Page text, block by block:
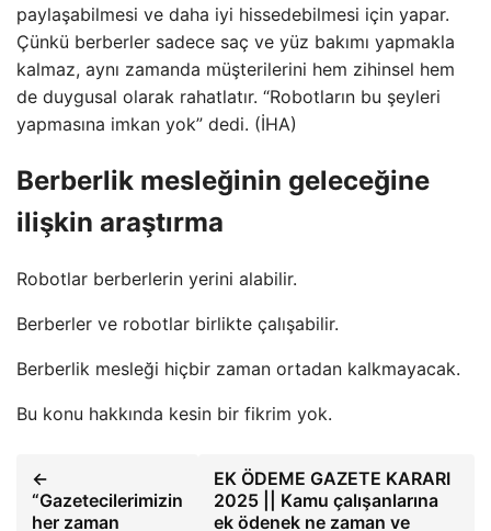
paylaşabilmesi ve daha iyi hissedebilmesi için yapar.
Çünkü berberler sadece saç ve yüz bakımı yapmakla
kalmaz, aynı zamanda müşterilerini hem zihinsel hem
de duygusal olarak rahatlatır. “Robotların bu şeyleri
yapmasına imkan yok” dedi. (İHA)
Berberlik mesleğinin geleceğine
ilişkin araştırma
Robotlar berberlerin yerini alabilir.
Berberler ve robotlar birlikte çalışabilir.
Berberlik mesleği hiçbir zaman ortadan kalkmayacak.
Bu konu hakkında kesin bir fikrim yok.
←
“Gazetecilerimizin
her zaman
EK ÖDEME GAZETE KARARI
2025 || Kamu çalışanlarına
ek ödenek ne zaman ve